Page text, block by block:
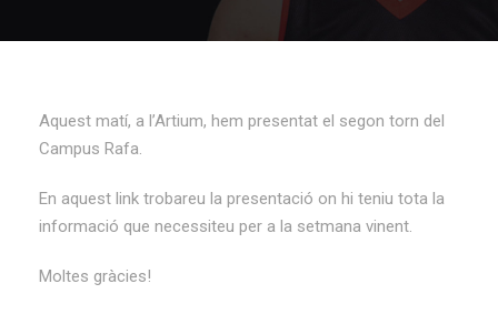
Aquest matí, a l’Artium, hem presentat el segon torn del
Campus Rafa.
En aquest link trobareu la presentació on hi teniu tota la
informació que necessiteu per a la setmana vinent.
Moltes gràcies!